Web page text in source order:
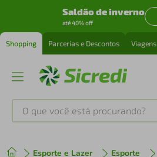
Saldão de inverno
até 40% off
Shopping Parcerias e Descontos Viagens
O que você está procurando?
Esporte e Lazer Esporte